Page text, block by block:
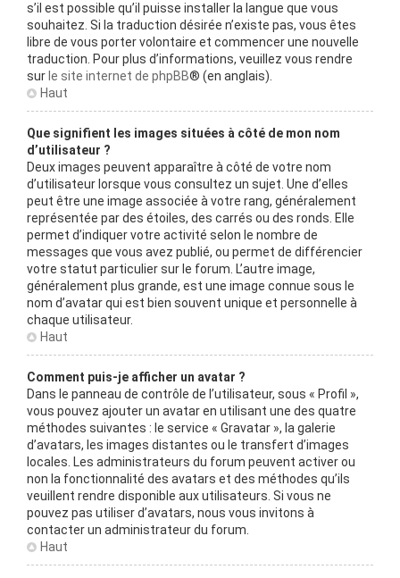
s’il est possible qu’il puisse installer la langue que vous
souhaitez. Si la traduction désirée n’existe pas, vous êtes
libre de vous porter volontaire et commencer une nouvelle
traduction. Pour plus d’informations, veuillez vous rendre
sur le site internet de phpBB® (en anglais).
Haut
Que signifient les images situées à côté de mon nom
d’utilisateur ?
Deux images peuvent apparaître à côté de votre nom
d’utilisateur lorsque vous consultez un sujet. Une d’elles
peut être une image associée à votre rang, généralement
représentée par des étoiles, des carrés ou des ronds. Elle
permet d’indiquer votre activité selon le nombre de
messages que vous avez publié, ou permet de différencier
votre statut particulier sur le forum. L’autre image,
généralement plus grande, est une image connue sous le
nom d’avatar qui est bien souvent unique et personnelle à
chaque utilisateur.
Haut
Comment puis-je afficher un avatar ?
Dans le panneau de contrôle de l’utilisateur, sous « Profil »,
vous pouvez ajouter un avatar en utilisant une des quatre
méthodes suivantes : le service « Gravatar », la galerie
d’avatars, les images distantes ou le transfert d’images
locales. Les administrateurs du forum peuvent activer ou
non la fonctionnalité des avatars et des méthodes qu’ils
veuillent rendre disponible aux utilisateurs. Si vous ne
pouvez pas utiliser d’avatars, nous vous invitons à
contacter un administrateur du forum.
Haut